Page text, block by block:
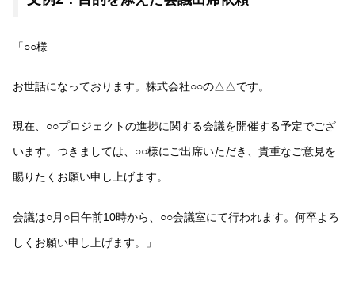
「○○様
お世話になっております。株式会社○○の△△です。
現在、○○プロジェクトの進捗に関する会議を開催する予定でござ
います。つきましては、○○様にご出席いただき、貴重なご意見を
賜りたくお願い申し上げます。
会議は○月○日午前10時から、○○会議室にて行われます。何卒よろ
しくお願い申し上げます。」